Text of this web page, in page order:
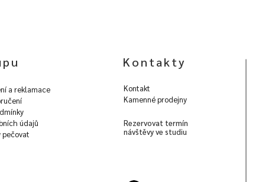
a reklamace
údajů
pečovat
Kontakty
Rezervovat termín
návštěvy ve studiu
Kontakt
Kamenné prodejny